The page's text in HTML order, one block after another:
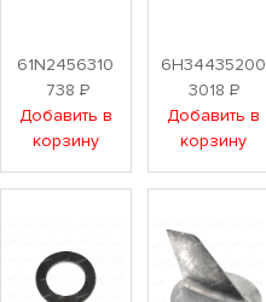
61N2456310
738 Р
Добавить в
корзину
6H34435200
3018Р
Добавить в
корзину